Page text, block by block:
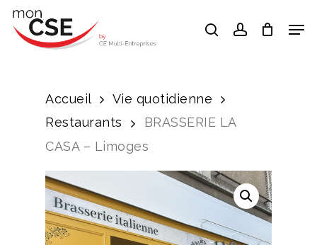
Skip
searchaccount
Accueil
Vie quotidienne
Restaurants
BRASSERIE LA
CASA – Limoges